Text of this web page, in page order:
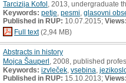
Tarcizija Kofol , 2013, undergraduate
Keywords: petje pesmi glasovni
Published in RUP: 10.07.2015; Views:
Full text(2,94 MB)
Abstracts in history
Mojca Šauperl , 2008, published
Keywords: izvleček vsebina
Published in RUP: 15.10.2013; Views: